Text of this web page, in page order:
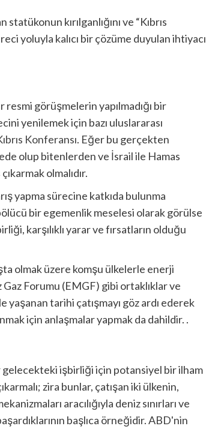
kırılganlığını ve “Kıbrıs
yoluyla kalıcı bir çözüme duyulan ihtiyacı
resmi görüşmelerin yapılmadığı bir
yenilemek için bazı uluslararası
Konferansı. Eğer bu gerçekten
olup bitenlerden ve İsrail ile Hamas
olmalıdır.
yapma sürecine katkıda bulunma
bir egemenlik meselesi olarak görülse
karşılıklı yarar ve fırsatların olduğu
olmak üzere komşu ülkelerle enerji
Forumu (EMGF) gibi ortaklıklar ve
yaşanan tarihi çatışmayı göz ardı ederek
için anlaşmalar yapmak da dahildir. .
gelecekteki işbirliği için potansiyel bir ilham
zira bunlar, çatışan iki ülkenin,
aracılığıyla deniz sınırları ve
başlıca örneğidir. ABD'nin